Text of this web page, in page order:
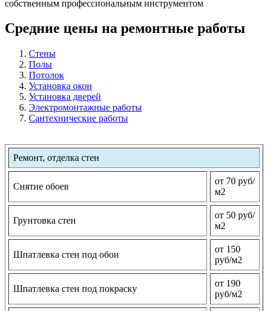
собственным профессиональным инструментом
Средние цены на ремонтные работы
Стены
Полы
Потолок
Установка окон
Установка дверей
Электромонтажные работы
Сантехнические работы
Ремонт, отделка стен
Снятие обоев
от 70 руб/
м2
Грунтовка стен
от 50 руб/
м2
Шпатлевка стен под обои
от 150
руб/м2
Шпатлевка стен под покраску
от 190
руб/м2